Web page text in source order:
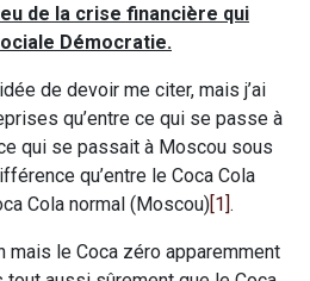
de la crise financière qui
Démocratie.
de devoir me citer, mais j’ai
qu’entre ce qui se passe à
qui se passait à Moscou sous
qu’entre le Coca Cola
Cola normal (Moscou)[1].
mais le Coca zéro apparemment